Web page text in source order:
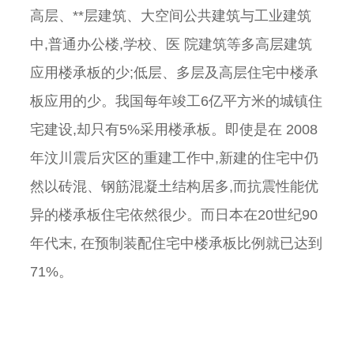
高层、**层建筑、大空间公共建筑与工业建筑
中,普通办公楼,学校、医 院建筑等多高层建筑
应用楼承板的少;低层、多层及高层住宅中楼承
板应用的少。我国每年竣工6亿平方米的城镇住
宅建设,却只有5%采用楼承板。即使是在 2008
年汶川震后灾区的重建工作中,新建的住宅中仍
然以砖混、钢筋混凝土结构居多,而抗震性能优
异的楼承板住宅依然很少。而日本在20世纪90
年代末, 在预制装配住宅中楼承板比例就已达到
71%。